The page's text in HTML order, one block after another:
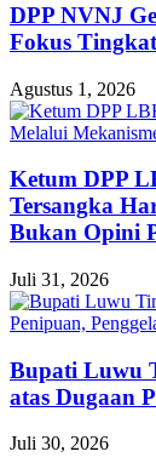
DPP NVNJ
Fokus
Agustus 1, 2026
Ketum DPP
Tersangka
Bukan Opini
Juli 31, 2026
Bupati Luwu
atas Dugaan
Juli 30, 2026